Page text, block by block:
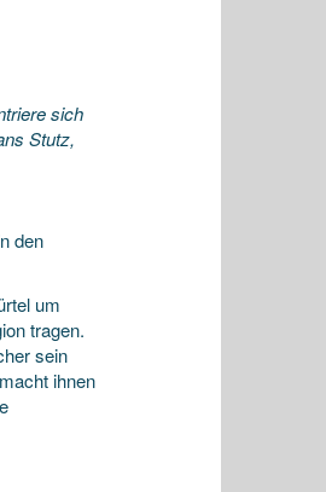
sich
Stutz,
den
um
tragen.
sein
ihnen